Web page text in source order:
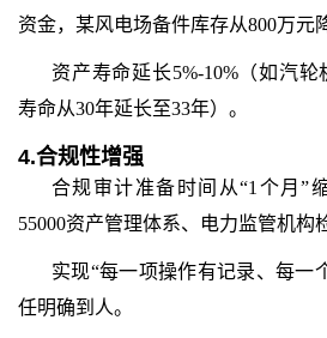
资金，某风电场备件库存从800万元
资产寿命延长5%-10%（如汽
寿命从30年延长至33年）。
4.合规性增强
合规审计准备时间从“1个月”
55000资产管理体系、电力监管机构
实现“每一项操作有记录、每一
任明确到人。